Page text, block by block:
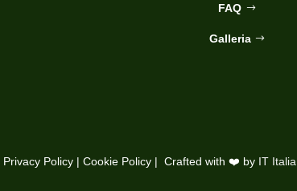
FAQ
Galleria
Privacy Policy | Cookie Policy | Crafted with ❤️ by IT Italia